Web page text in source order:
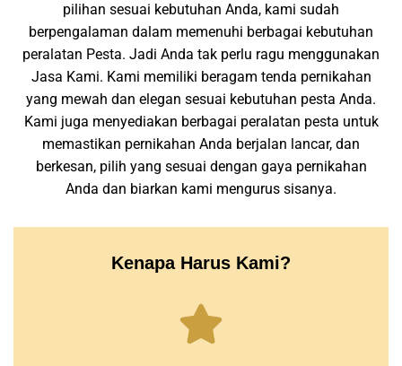
pilihan sesuai kebutuhan Anda, kami sudah
berpengalaman dalam memenuhi berbagai kebutuhan
peralatan Pesta. Jadi Anda tak perlu ragu menggunakan
Jasa Kami. Kami memiliki beragam tenda pernikahan
yang mewah dan elegan sesuai kebutuhan pesta Anda.
Kami juga menyediakan berbagai peralatan pesta untuk
memastikan pernikahan Anda berjalan lancar, dan
berkesan, pilih yang sesuai dengan gaya pernikahan
Anda dan biarkan kami mengurus sisanya.
Kenapa Harus Kami?